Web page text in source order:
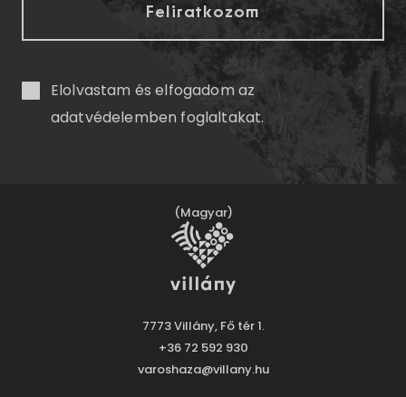
Elolvastam és elfogadom az
adatvédelemben foglaltakat.
(Magyar)
7773 Villány, Fő tér 1.
+36 72 592 930
varoshaza@villany.hu